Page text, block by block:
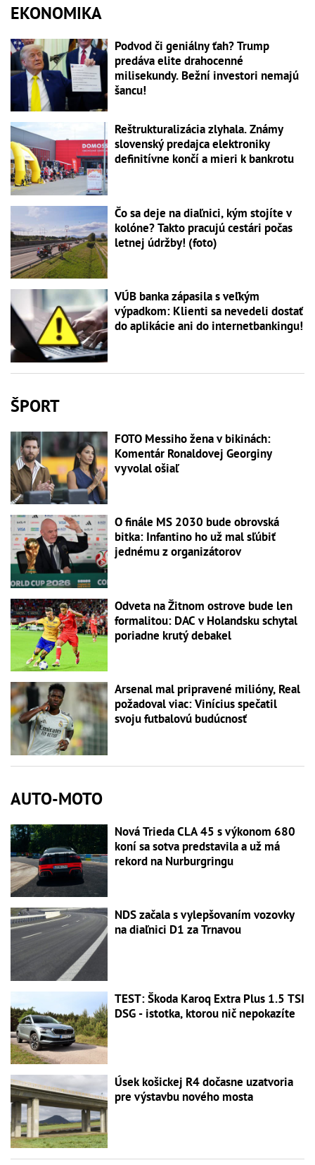
EKONOMIKA
Podvod či geniálny ťah? Trump
predáva elite drahocenné
milisekundy. Bežní investori nemajú
šancu!
Reštrukturalizácia zlyhala. Známy
slovenský predajca elektroniky
definitívne končí a mieri k bankrotu
Čo sa deje na diaľnici, kým stojíte v
kolóne? Takto pracujú cestári počas
letnej údržby! (foto)
VÚB banka zápasila s veľkým
výpadkom: Klienti sa nevedeli dostať
do aplikácie ani do internetbankingu!
ŠPORT
FOTO Messiho žena v bikinách:
Komentár Ronaldovej Georginy
vyvolal ošiaľ
O finále MS 2030 bude obrovská
bitka: Infantino ho už mal sľúbiť
jednému z organizátorov
Odveta na Žitnom ostrove bude len
formalitou: DAC v Holandsku schytal
poriadne krutý debakel
Arsenal mal pripravené milióny, Real
požadoval viac: Vinícius spečatil
svoju futbalovú budúcnosť
AUTO-MOTO
Nová Trieda CLA 45 s výkonom 680
koní sa sotva predstavila a už má
rekord na Nurburgringu
NDS začala s vylepšovaním vozovky
na diaľnici D1 za Trnavou
TEST: Škoda Karoq Extra Plus 1.5 TSI
DSG - istotka, ktorou nič nepokazíte
Úsek košickej R4 dočasne uzatvoria
pre výstavbu nového mosta